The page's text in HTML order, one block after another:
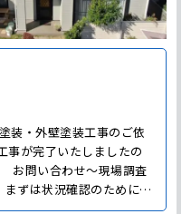
装・外壁塗装工事のご依
事が完了いたしましたの
お問い合わせ～現場調査
ずは状況確認のためにT
な劣化は見られませんで
原因となって発生する黒